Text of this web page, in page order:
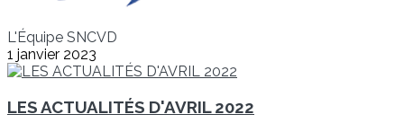
L'Équipe SNCVD
1 janvier 2023
LES ACTUALITÉS D'AVRIL 2022